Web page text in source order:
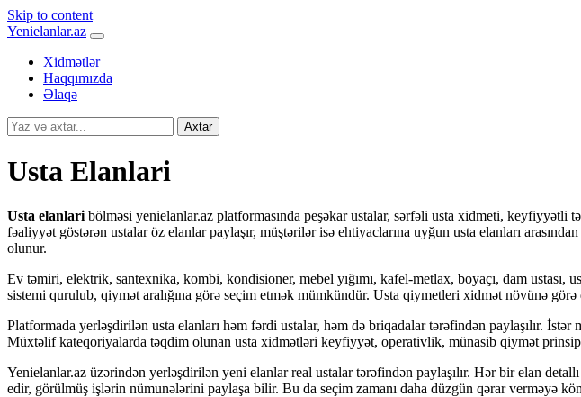
Skip to content
Yenielanlar.az
Xidmətlər
Haqqımızda
Əlaqə
Axtar
Usta Elanlari
Usta elanlari bölməsi yenielanlar.az platformasında peşəkar ustalar, sərfəli usta xidmeti, keyfiyyətli
fəaliyyət göstərən ustalar öz elanlar paylaşır, müştərilər isə ehtiyaclarına uyğun usta elanları
olunur.
Ev təmiri, elektrik, santexnika, kombi, kondisioner, mebel yığımı, kafel-metlax, boyaçı, dam
sistemi qurulub, qiymət aralığına görə seçim etmək mümkündür. Usta qiymetleri xidmət növünə
Platformada yerləşdirilən usta elanları həm fərdi ustalar, həm də briqadalar tərəfindən paylaşılır.
Müxtəlif kateqoriyalarda təqdim olunan usta xidmətləri keyfiyyət, operativlik, münasib qiymət
Yenielanlar.az üzərindən yerləşdirilən yeni elanlar real ustalar tərəfindən paylaşılır. Hər bir elan
edir, görülmüş işlərin nümunələrini paylaşa bilir. Bu da seçim zamanı daha düzgün qərar verməyə